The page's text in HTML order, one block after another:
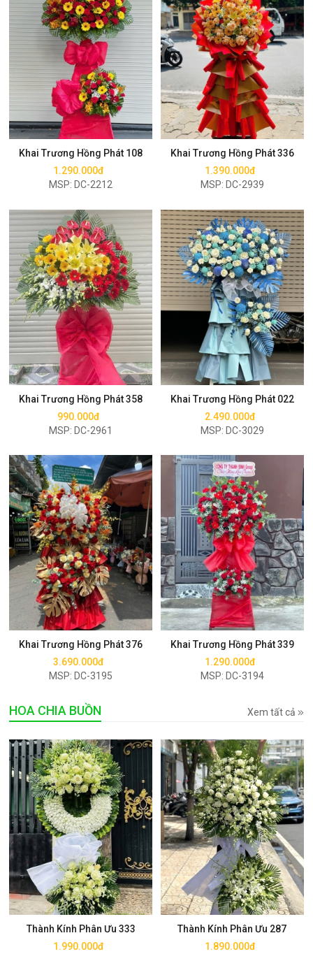
Khai Trương Hồng Phát 108
1.290.000đ
MSP: DC-2212
Mua ngay
Khai Trương Hồng Phát 336
1.390.000đ
MSP: DC-2939
Mua ngay
Khai Trương Hồng Phát 358
990.000đ
MSP: DC-2961
Mua ngay
Khai Trương Hồng Phát 022
2.490.000đ
MSP: DC-3029
Mua ngay
Khai Trương Hồng Phát 376
3.690.000đ
MSP: DC-3195
Mua ngay
Khai Trương Hồng Phát 339
1.290.000đ
MSP: DC-3194
Mua ngay
HOA CHIA BUỒN Xem tất cả
Thành Kính Phân Ưu 333
1.990.000đ
Mua ngay
Thành Kính Phân Ưu 287
1.890.000đ
Mua ngay